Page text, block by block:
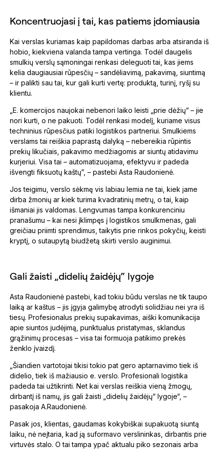
Koncentruojasi į tai, kas patiems įdomiausia
Kai verslas kuriamas kaip papildomas darbas arba atsiranda iš
hobio, kiekviena valanda tampa vertinga. Todėl daugelis
smulkių verslų sąmoningai renkasi deleguoti tai, kas jiems
kelia daugiausiai rūpesčių – sandėliavimą, pakavimą, siuntimą
– ir palikti sau tai, kur gali kurti vertę: produktą, turinį, ryšį su
klientu.
„E. komercijos naujokai nebenori laiko leisti „prie dėžių“ – jie
nori kurti, o ne pakuoti. Todėl renkasi modelį, kuriame visus
techninius rūpesčius patiki logistikos partneriui. Smulkiems
verslams tai reiškia paprastą dalyką – nebereikia rūpintis
prekių likučiais, pakavimo medžiagomis ar siuntų atidavimu
kurjeriui. Visa tai – automatizuojama, efektyvu ir padeda
išvengti fiksuotų kaštų”, – pastebi Asta Raudonienė.
Jos teigimu, verslo sėkmę vis labiau lemia ne tai, kiek jame
dirba žmonių ar kiek turima kvadratinių metrų, o tai, kaip
išmaniai jis valdomas. Lengvumas tampa konkurenciniu
pranašumu – kai nesi įklimpęs į logistikos smulkmenas, gali
greičiau priimti sprendimus, taikytis prie rinkos pokyčių, keisti
kryptį, o sutaupytą biudžetą skirti verslo auginimui.
Gali žaisti „didelių žaidėjų“ lygoje
Asta Raudonienė pastebi, kad tokiu būdu verslas ne tik taupo
laiką ar kaštus – jis įgyja galimybę atrodyti solidžiau nei yra iš
tiesų. Profesionalus prekių supakavimas, aiški komunikacija
apie siuntos judėjimą, punktualus pristatymas, sklandus
grąžinimų procesas – visa tai formuoja patikimo prekės
ženklo įvaizdį.
„Šiandien vartotojai tikisi tokio pat gero aptarnavimo tiek iš
didelio, tiek iš mažiausio e. verslo. Profesionali logistika
padeda tai užtikrinti. Net kai verslas reiškia vieną žmogų,
dirbantį iš namų, jis gali žaisti „didelių žaidėjų“ lygoje“, –
pasakoja A.Raudonienė.
Pasak jos, klientas, gaudamas kokybiškai supakuotą siuntą
laiku, nė neįtaria, kad ją suformavo verslininkas, dirbantis prie
virtuvės stalo. O tai tampa ypač aktualu piko sezonais arba